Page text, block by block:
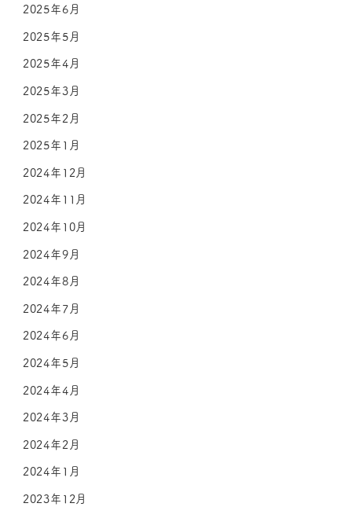
2025年6月
2025年5月
2025年4月
2025年3月
2025年2月
2025年1月
2024年12月
2024年11月
2024年10月
2024年9月
2024年8月
2024年7月
2024年6月
2024年5月
2024年4月
2024年3月
2024年2月
2024年1月
2023年12月